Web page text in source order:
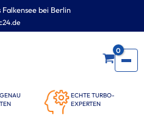
bei Berlin
ECHTE TURBO-
EXPERTEN
0